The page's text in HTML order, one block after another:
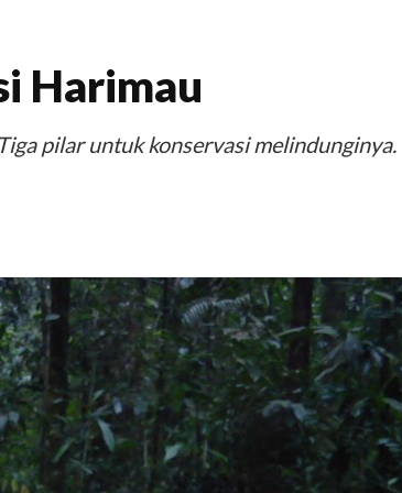
Harimau
pilar untuk konservasi melindunginya.